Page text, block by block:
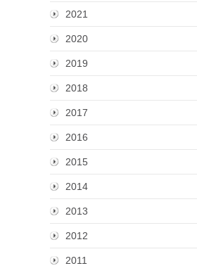
2021
2020
2019
2018
2017
2016
2015
2014
2013
2012
2011